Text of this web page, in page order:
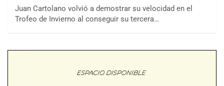
Juan Cartolano volvió a demostrar su velocidad en el
Trofeo de Invierno al conseguir su tercera…
COBERTURA ESPECIAL DE E-KART.COM.AR
08/09-AGO